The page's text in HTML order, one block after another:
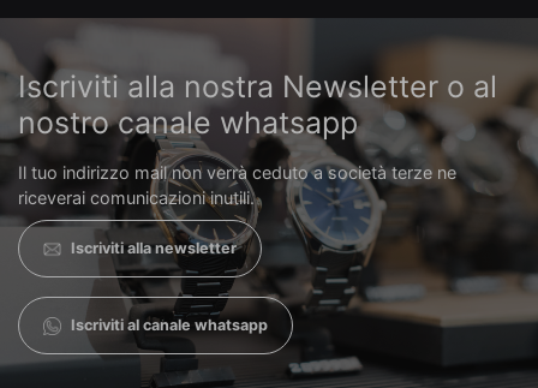
Iscriviti alla nostra Newsletter o al
nostro canale whatsapp
Il tuo indirizzo mail non verrà ceduto a società terze ne
riceverai comunicazioni inutili.
Iscriviti alla newsletter
Iscriviti al canale whatsapp